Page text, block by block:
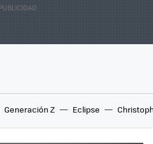
Generación Z Eclipse